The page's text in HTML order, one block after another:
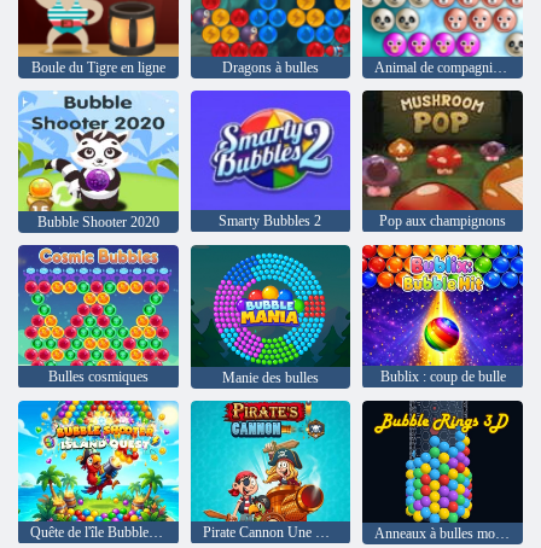
Boule du Tigre en ligne Dragons à bulles
Bubble Shooter 2020 Smarty Bubbles 2 Pop aux champignons
Bulles cosmiques Manie des bulles Bublix : coup de bulle
Anneaux à bulles modèle 3D